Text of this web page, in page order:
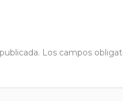
Los campos